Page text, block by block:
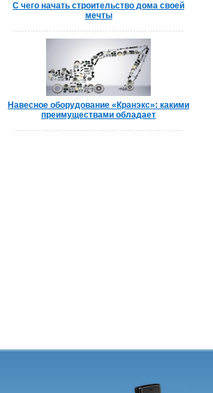
С чего начать строительство дома своей
мечты
Навесное оборудование «Кранэкс»: какими
преимуществами обладает